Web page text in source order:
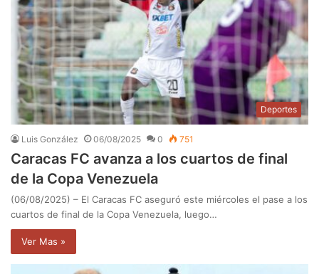
Deportes
Luis González 06/08/2025 0 751
Caracas FC avanza a los cuartos de final
de la Copa Venezuela
(06/08/2025) – El Caracas FC aseguró este miércoles el pase a los
cuartos de final de la Copa Venezuela, luego…
Ver Mas »